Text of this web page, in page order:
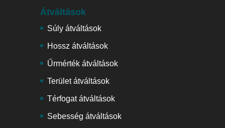
Átváltások
Súly átváltások
Hossz átváltások
Űrmérték átváltások
Terület átváltások
Térfogat átváltások
Sebesség átváltások